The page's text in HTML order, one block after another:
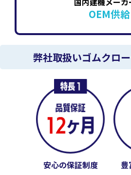
OEM供給
弊社取扱いゴムクロ
安心の保証制度 豊